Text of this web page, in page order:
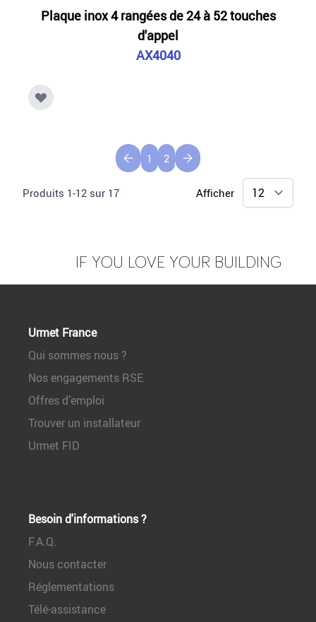
Plaque inox 4 rangées de 24 à 52 touches
d'appel
AX4040
Produits 1-12 sur 17
1 2
Afficher
IF YOU LOVE YOUR BUILDING
Urmet France
Qui sommes nous ?
Nos engagements RSE
Offres d’emploi
Trouver un installateur
Urmet FID
Besoin d'informations ?
F.A.Q.
Nous contacter
Réglementations
Télé-assistance